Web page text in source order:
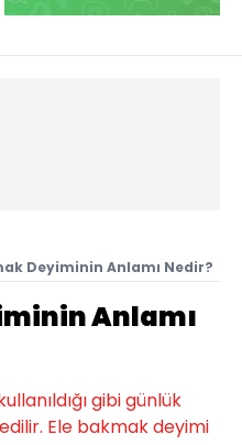
Deyiminin Anlamı Nedir?
Anlamı
gibi günlük
Ele bakmak deyimi